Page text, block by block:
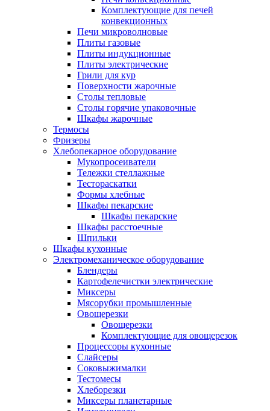
Комплектующие для печей
конвекционных
Печи микроволновые
Плиты газовые
Плиты индукционные
Плиты электрические
Грили для кур
Поверхности жарочные
Столы тепловые
Столы горячие упаковочные
Шкафы жарочные
Термосы
Фризеры
Хлебопекарное оборудование
Мукопросеиватели
Тележки стеллажные
Тестораскатки
Формы хлебные
Шкафы пекарские
Шкафы пекарские
Шкафы расстоечные
Шпильки
Шкафы кухонные
Электромеханическое оборудование
Блендеры
Картофелечистки электрические
Миксеры
Мясорубки промышленные
Овощерезки
Овощерезки
Комплектующие для овощерезок
Процессоры кухонные
Слайсеры
Соковыжималки
Тестомесы
Хлеборезки
Миксеры планетарные